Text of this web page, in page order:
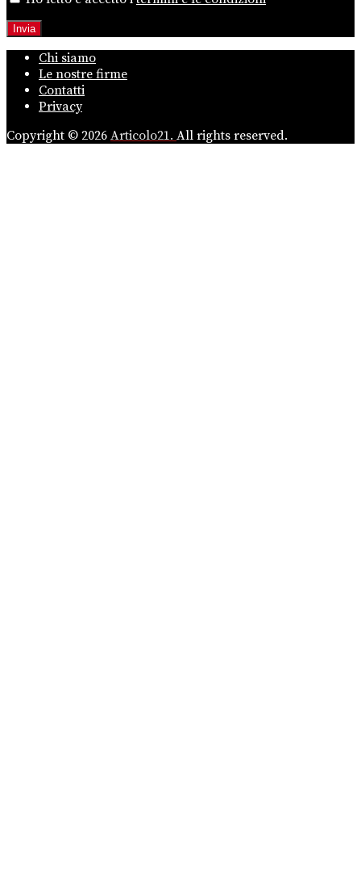
Chi siamo
Le nostre firme
Contatti
Privacy
Copyright © 2026 Articolo21. All rights reserved.